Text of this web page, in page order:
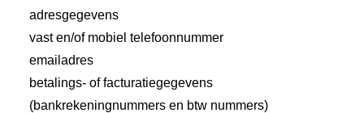
adresgegevens
vast en/of mobiel telefoonnummer
emailadres
betalings- of facturatiegegevens
(bankrekeningnummers en btw nummers)